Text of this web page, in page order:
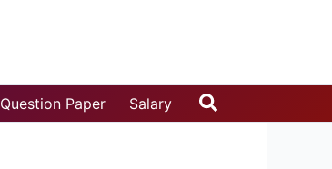
Question Paper Salary Search